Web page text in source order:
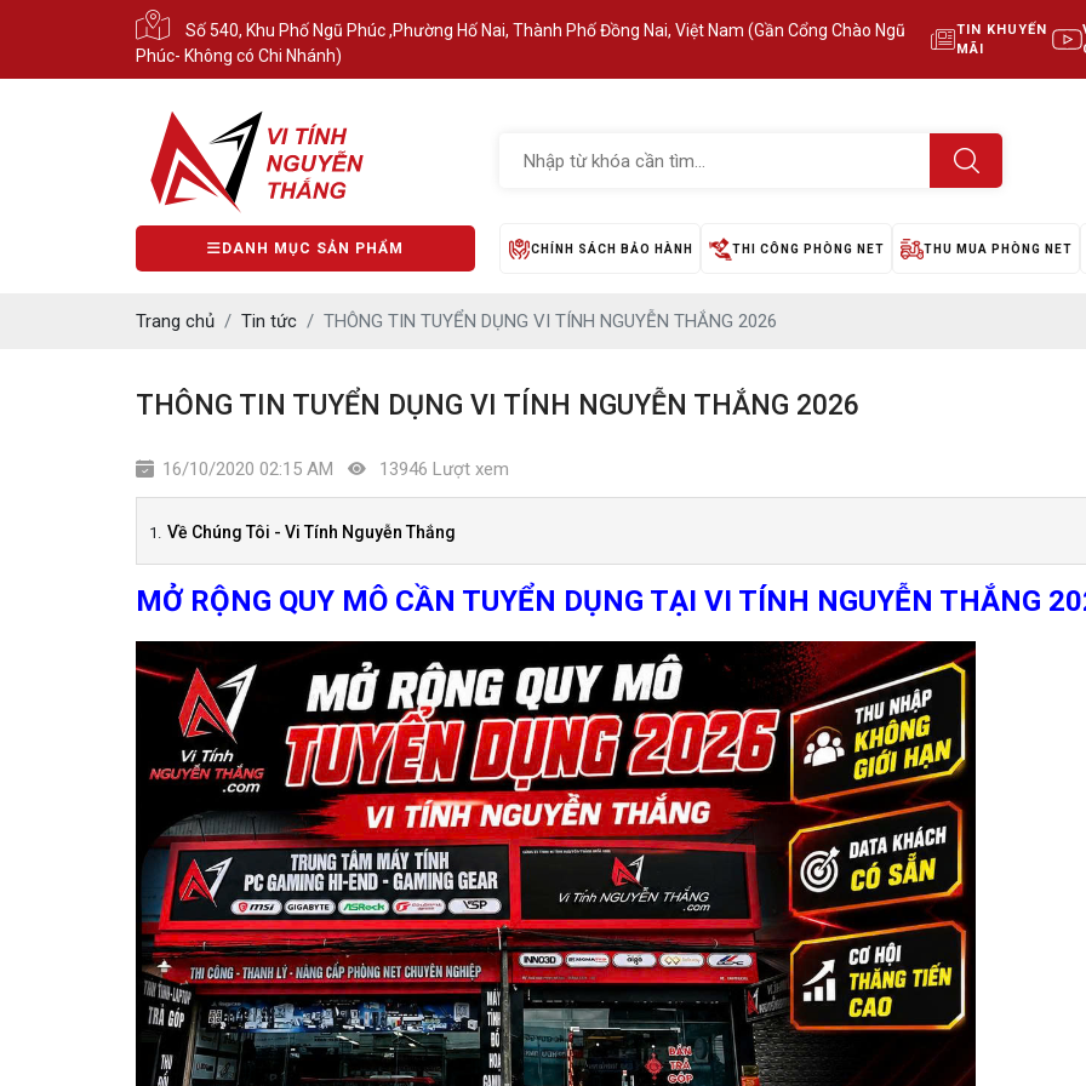
Số 540, Khu Phố Ngũ Phúc ,Phường Hố Nai, Thành Phố Đồng Nai, Việt Nam (Gần Cổng Chào Ngũ
Phúc- Không có Chi Nhánh)
TIN KHUYẾN
MÃI
DANH MỤC SẢN PHẨM CHÍNH SÁCH BẢO HÀNH THI CÔNG PHÒNG NET THU MUA PHÒNG NET
Trang chủ Tin tức THÔNG TIN TUYỂN DỤNG VI TÍNH NGUYỄN THẮNG 2026
THÔNG TIN TUYỂN DỤNG VI TÍNH NGUYỄN THẮNG 2026
16/10/2020 02:15 AM 13946 Lượt xem
Về Chúng Tôi - Vi Tính Nguyễn Thắng
MỞ RỘNG QUY MÔ CẦN TUYỂN DỤNG TẠI VI TÍNH NGUYỄN THẮNG